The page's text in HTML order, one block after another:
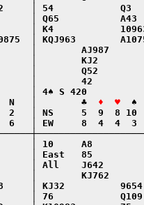
│ 54            Q3
│ Q65
│ K4
│ KQJ963
│        AJ987
│        KJ2
│        Q52
│        42
│ 4♠ S 420
N   │        ♣
♦  ♥
♠
2   │ NS     5  9  8
6   │ EW     8  4  4
│ 10     A8
│ East   85
│ All    J642
│        KJ762
│ KJ32
│ 76